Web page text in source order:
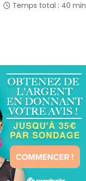
Temps total : 40 min